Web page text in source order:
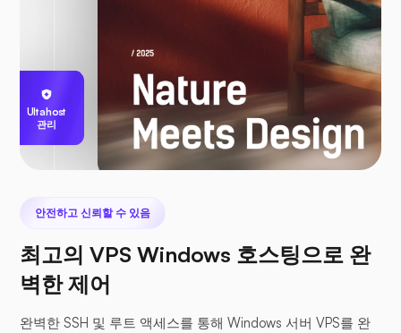
Ultahost
관리
안전하고 신뢰할 수 있음
최고의 VPS Windows 호스팅으로 완
벽한 제어
완벽한 SSH 및 루트 액세스를 통해 Windows 서버 VPS를 완